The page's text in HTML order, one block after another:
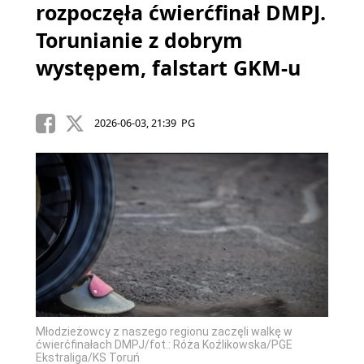
rozpoczęła ćwierćfinał DMPJ.
Torunianie z dobrym
występem, falstart GKM-u
2026-06-03, 21:39 PG
Młodzieżowcy z naszego regionu zaczęli walkę w
ćwierćfinałach DMPJ/fot.: Róża Koźlikowska/PGE
Ekstraliga/KS Toruń